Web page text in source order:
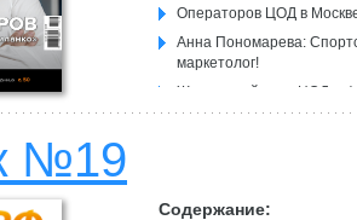
Операторов ЦОД в
Анна Пономарева:
маркетолог!
Жизненный цикл ЦОДа:
№19
Содержание: